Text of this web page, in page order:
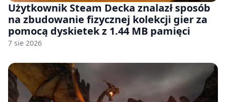
Użytkownik Steam Decka znalazł sposób
na zbudowanie fizycznej kolekcji gier za
pomocą dyskietek z 1.44 MB pamięci
7 sie 2026